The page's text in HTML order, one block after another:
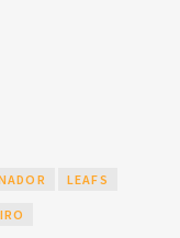
LEAFS